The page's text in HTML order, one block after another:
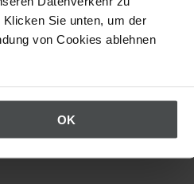
Sie unten, um der
von Cookies ablehnen
OK